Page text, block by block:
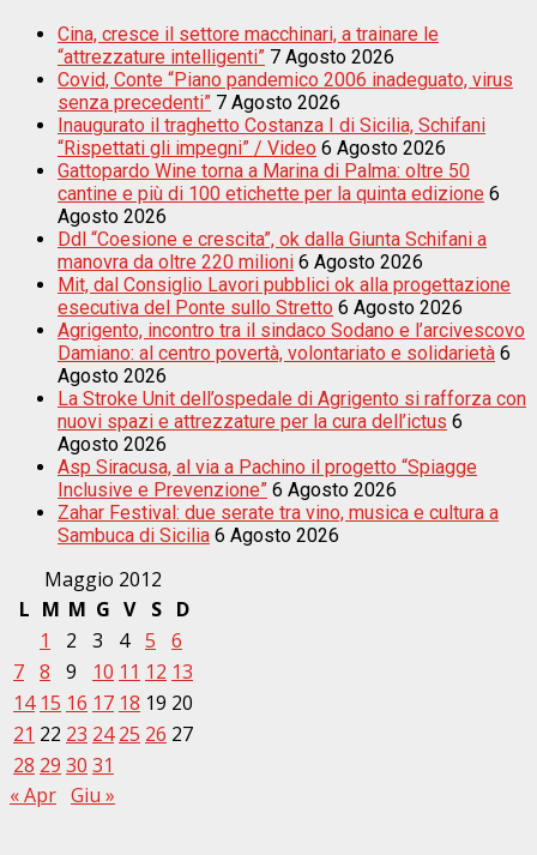
Cina, cresce il settore macchinari, a trainare le
“attrezzature intelligenti” 7 Agosto 2026
Covid, Conte “Piano pandemico 2006 inadeguato, virus
senza precedenti” 7 Agosto 2026
Inaugurato il traghetto Costanza I di Sicilia, Schifani
“Rispettati gli impegni” / Video 6 Agosto 2026
Gattopardo Wine torna a Marina di Palma: oltre 50
cantine e più di 100 etichette per la quinta edizione 6
Agosto 2026
Ddl “Coesione e crescita”, ok dalla Giunta Schifani a
manovra da oltre 220 milioni 6 Agosto 2026
Mit, dal Consiglio Lavori pubblici ok alla progettazione
esecutiva del Ponte sullo Stretto 6 Agosto 2026
Agrigento, incontro tra il sindaco Sodano e l’arcivescovo
Damiano: al centro povertà, volontariato e solidarietà 6
Agosto 2026
La Stroke Unit dell’ospedale di Agrigento si rafforza con
nuovi spazi e attrezzature per la cura dell’ictus 6
Agosto 2026
Asp Siracusa, al via a Pachino il progetto “Spiagge
Inclusive e Prevenzione” 6 Agosto 2026
Zahar Festival: due serate tra vino, musica e cultura a
Sambuca di Sicilia 6 Agosto 2026
Maggio 2012
L M M G V S
D
1
2 3 4 5
6
7 8 9 10 11 12 13
14 15 16 17 18 19 20
21 22 23 24 25 26 27
28 29 30 31
« Apr Giu »